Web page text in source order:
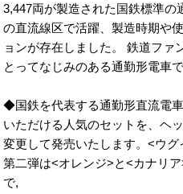
3,447両が製造された国鉄標準
の直流線区で活躍、製造時期や
ョンが存在しました。 鉄道ファ
とってなじみのある通勤形電車で
◆国鉄を代表する通勤形直流電
いただける人気のセットを、ヘ
変更して発売いたします。<ウグ
第二弾は<オレンジ>と<カナリ
で,